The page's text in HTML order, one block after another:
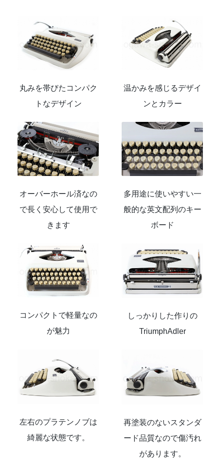
丸みを帯びたコンパク
トなデザイン
温かみを感じるデザイ
ンとカラー
オーバーホール済なの
で長く安心して使用で
きます
多用途に使いやすい一
般的な英文配列のキー
ボード
コンパクトで軽量なの
が魅力
しっかりした作りの
TriumphAdler
左右のプラテンノブは
綺麗な状態です。
再塗装のないスタンダ
ード品質なので傷汚れ
があります。